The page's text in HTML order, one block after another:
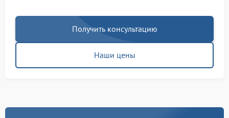
Получить консультацию
Наши цены